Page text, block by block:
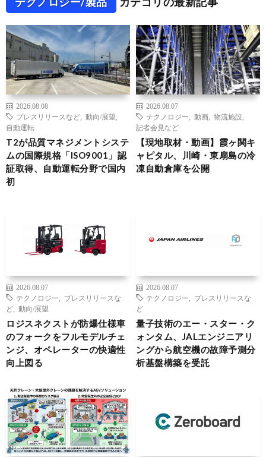
2026.08.08
プレスリリースなど
動向/展望
自動運転
T2が品質マネジメントシステ
ムの国際規格「ISO9001」認
証取得、自動運転分野で国内
初
2026.08.07
テクノロジー
動画 物流施設
記者会見など
【現地取材・動画】霞ヶ関キ
ャピタル、川崎・東扇島の冷
凍自動倉庫を公開
2026.08.07
テクノロジー
プレスリリースな
ど
動向/展望
ロジスネクストが防爆仕様車
のフォークをフルモデルチェ
ンジ、オペレーターの快適性
向上図る
2026.08.07
テクノロジー
プレスリリースな
ど
量子技術のエー・スター・ク
ォンタム、JALエンジニアリ
ングから航空機の故障予測分
析基盤構築を受託